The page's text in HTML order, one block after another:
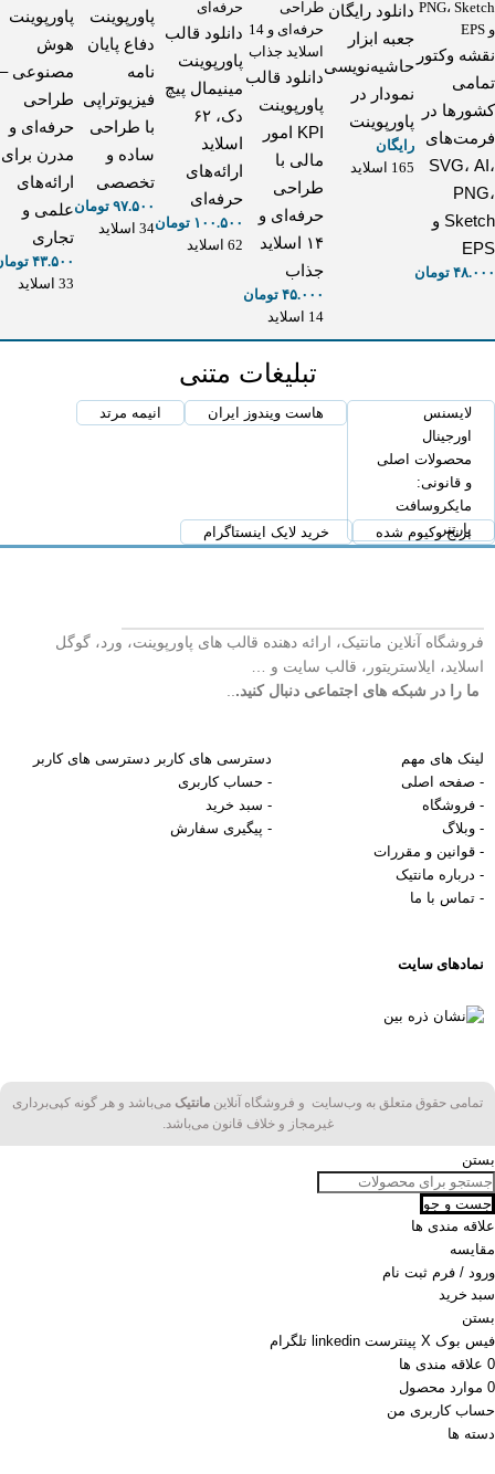
نقشه وکتور
تمامی
کشورها در
فرمت‌های
SVG، AI،
PNG،
Sketch و
EPS
۴۸.۰۰۰ تومان
دانلود رایگان
جعبه ابزار
حاشیه‌نویسی
نمودار در
پاورپوینت
رایگان
165 اسلاید
دانلود قالب
پاورپوینت
KPI امور
مالی با
طراحی
حرفه‌ای و
۱۴ اسلاید
جذاب
۴۵.۰۰۰ تومان
14 اسلاید
دانلود قالب
پاورپوینت
مینیمال پیچ
دک، ۶۲
اسلاید
ارائه‌های
حرفه‌ای
۱۰۰.۵۰۰ تومان
62 اسلاید
پاورپوینت
دفاع پایان
نامه
فیزیوتراپی
با طراحی
ساده و
تخصصی
۹۷.۵۰۰ تومان
34 اسلاید
پاورپوینت
هوش
مصنوعی –
طراحی
حرفه‌ای و
مدرن برای
ارائه‌های
علمی و
تجاری
۴۳.۵۰۰
33 اسلاید
تبلیغات متنی
لایسنس
اورجینال
محصولات اصلی
و قانونی:
مایکروسافت
پارتنر
هاست ویندوز ایران انیمه مرتد
برنج وکیوم شده خرید لایک اینستاگرام
فروشگاه آنلاین مانتیک، ارائه دهنده قالب های پاورپوینت، ورد، گوگل
اسلاید، ایلاستریتور، قالب سایت و …
ما را در شبکه های اجتماعی دنبال کنید.
لینک های مهم
- صفحه اصلی
- فروشگاه
- وبلاگ
- قوانین و مقررات
- درباره مانتیک
- تماس با ما
دسترسی های کاربر دسترسی های کاربر
- حساب کاربری
- سبد خرید
- پیگیری سفارش
نمادهای سایت
تمامی حقوق متعلق به وب‌سایت و فروشگاه‌ آنلاین مانتیک می‌باشد و هر گونه کپی‌برداری
غیرمجاز و خلاف قانون می‌باشد.
بستن
جست و جو
علاقه مندی ها
مقایسه
ورود / فرم ثبت نام
سبد خرید
بستن
فیس بوک X پینترست linkedin تلگرام
0 علاقه مندی ها
0 موارد محصول
حساب کاربری من
دسته ها